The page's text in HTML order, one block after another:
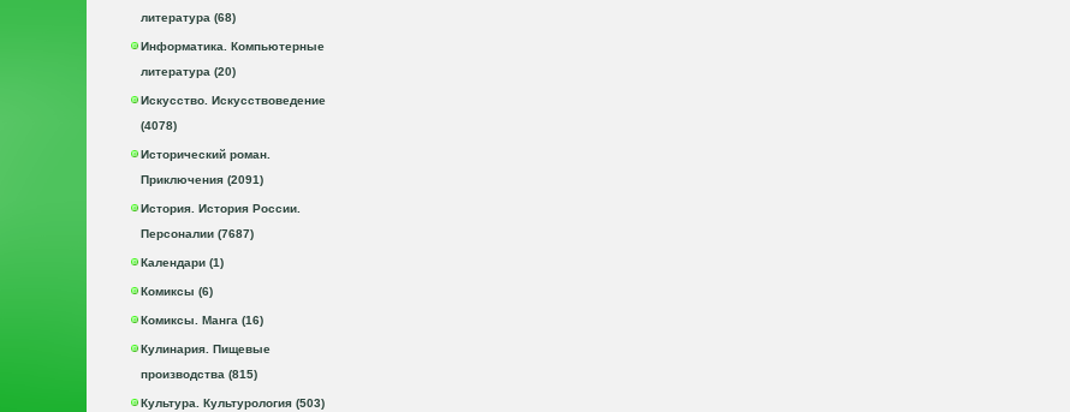
литература (68)
Информатика. Компьютерные
литература (20)
Искусство. Искусствоведение
(4078)
Исторический роман.
Приключения (2091)
История. История России.
Персоналии (7687)
Календари (1)
Комиксы (6)
Комиксы. Манга (16)
Кулинария. Пищевые
производства (815)
Культура. Культурология (503)